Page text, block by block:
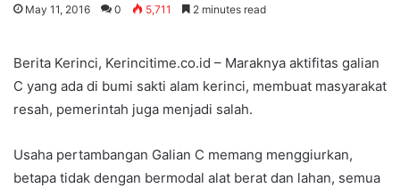
May 11, 2016 0 5,711 2 minutes read
Berita Kerinci, Kerincitime.co.id – Maraknya aktifitas galian
C yang ada di bumi sakti alam kerinci, membuat masyarakat
resah, pemerintah juga menjadi salah.
Usaha pertambangan Galian C memang menggiurkan,
betapa tidak dengan bermodal alat berat dan lahan, semua